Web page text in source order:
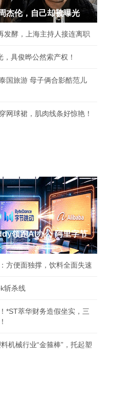
杰伦，自己却被曝光
发酵，上海主持人接连离职
，具俊晔公然索产权！
国旅游 母子俩合影酷范儿
网球裙，肌肉线条好惊艳！
领跑AI办公 阿里字节
方便面独撑，饮料全面失速
斩杀线
*ST萃华财务造假坐实，三
机械行业“金箍棒”，托起塑